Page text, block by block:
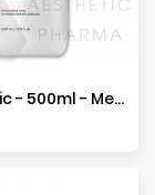
Hydratonic - 500ml - Mesoestetic